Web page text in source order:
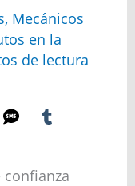
, Mecánicos
en la
de lectura